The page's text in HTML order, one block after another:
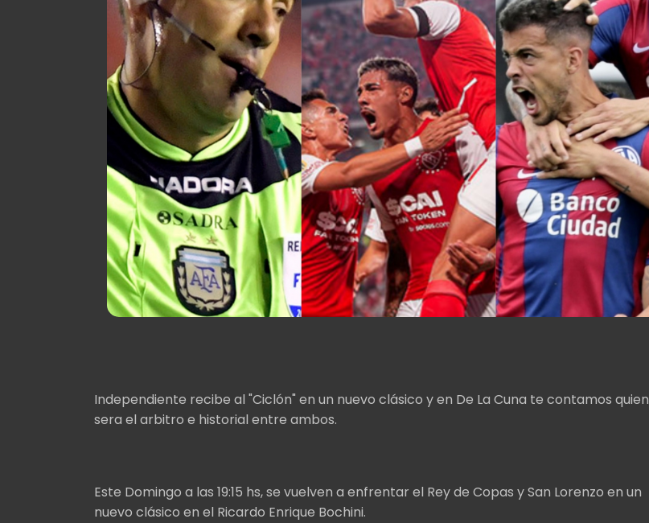
Independiente recibe al "Ciclón" en un nuevo clásico y en De La Cuna te contamos quien
sera el arbitro e historial entre ambos.
Este Domingo a las 19:15 hs, se vuelven a enfrentar el Rey de Copas y San Lorenzo en un
nuevo clásico en el Ricardo Enrique Bochini.